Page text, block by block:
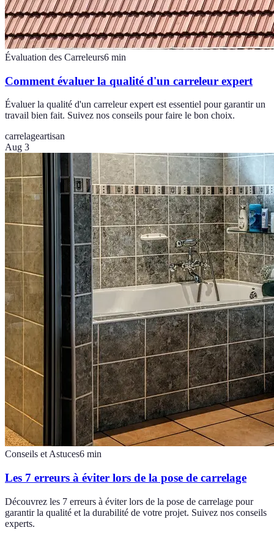
Évaluation des Carreleurs6 min
Comment évaluer la qualité d'un carreleur expert
Évaluer la qualité d'un carreleur expert est essentiel pour garantir un
travail bien fait. Suivez nos conseils pour faire le bon choix.
carrelageartisan
Aug 3
Conseils et Astuces6 min
Les 7 erreurs à éviter lors de la pose de carrelage
Découvrez les 7 erreurs à éviter lors de la pose de carrelage pour
garantir la qualité et la durabilité de votre projet. Suivez nos conseils
experts.